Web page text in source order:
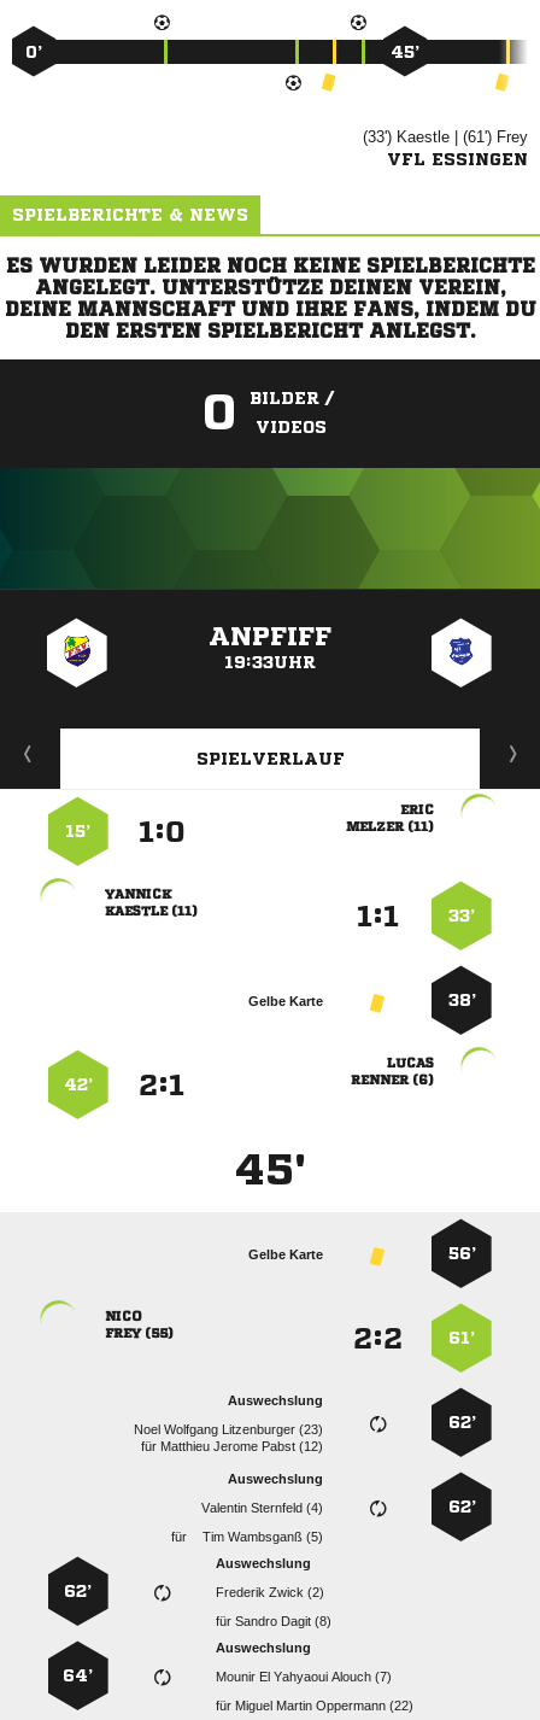
0’ 45’
(33')  | (61') 
VFL ESSINGEN
SPIELBERICHTE & NEWS
ES WURDEN LEIDER NOCH KEINE SPIELBERICHTE
ANGELEGT. UNTERSTÜTZE DEINEN VEREIN,
DEINE MANNSCHAFT UND IHRE FANS, INDEM DU
DEN ERSTEN SPIELBERICHT ANLEGST.
0
BILDER /
VIDEOS
ANPFIFF
19:33UHR
SPIELVERLAUF

 
:
15’
33’
:

 
38’
Gelbe Karte

 
:
42’
45'
56’
Gelbe Karte
61’
:

 
62’
Auswechslung
   
für    
62’
Auswechslung
  
für
  
Auswechslung
  
für  
62’
Auswechslung
    
für    
64’